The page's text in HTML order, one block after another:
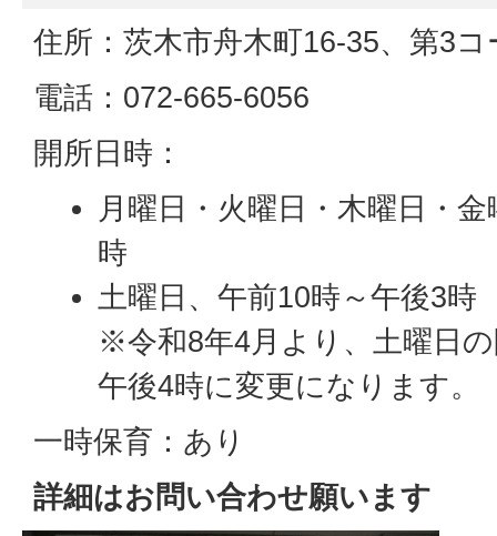
住所：茨木市舟木町16-35、第3
電話：072-665-6056
開所日時：
月曜日・火曜日・木曜日・
時
土曜日、午前10時～午後3時
※令和8年4月より、土曜日
午後4時に変更になります。
一時保育：あり
詳細はお問い合わせ願います